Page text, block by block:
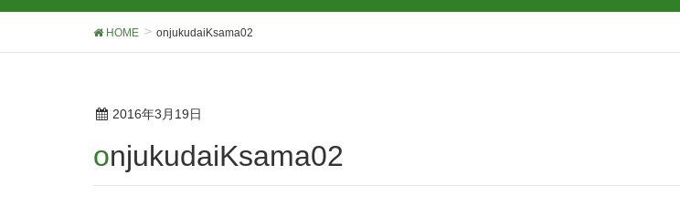
HOME onjukudaiKsama02
2016年3月19日
onjukudaiKsama02